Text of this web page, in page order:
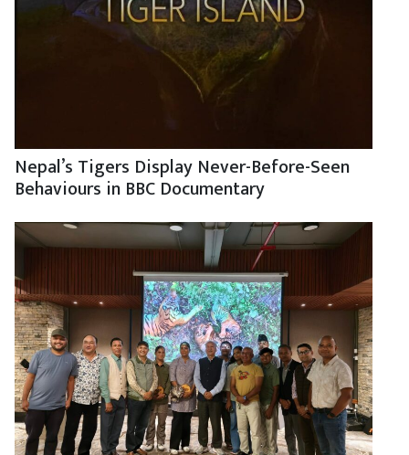
Nepal’s Tigers Display Never-Before-Seen
Behaviours in BBC Documentary